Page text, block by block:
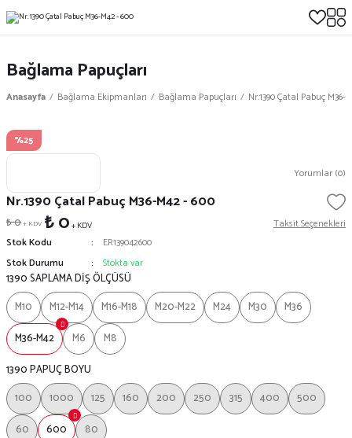
Bağlama Papuçları
Anasayfa Bağlama Ekipmanları Bağlama Papuçları Nr.1390 Çatal Pabuç M36-
%25
Yorumlar (0)
Nr.1390 Çatal Pabuç M36-M42 - 600
₺ 0+ KDV ₺ 0+ KDV
Taksit Seçenekleri
Stok Kodu
ER139042600
Stok Durumu
Stokta var
1390 SAPLAMA DİŞ ÖLÇÜSÜ
M10
M12-M14 M16-M18 M20-M22 M24 M30
M36
M36-M42
M6
M8
1390 PAPUÇ BOYU
100
1000 125 160 200 250 315 400
500
60
600 80